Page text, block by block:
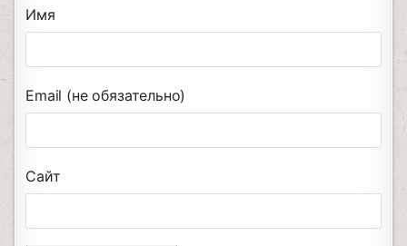
Имя
Email (не обязательно)
Сайт